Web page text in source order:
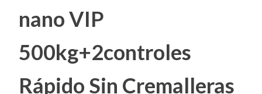
nano VIP
500kg+2controles
Rápido Sin Cremalleras